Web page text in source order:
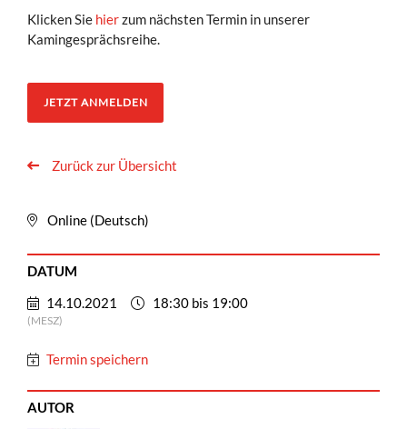
Klicken Sie hierzum nächsten Termin in unserer
Kamingesprächsreihe.
JETZT ANMELDEN
Zurück zur Übersicht
Online (Deutsch)
DATUM
14.10.2021
18:30 bis 19:00
(MESZ)
Termin speichern
AUTOR